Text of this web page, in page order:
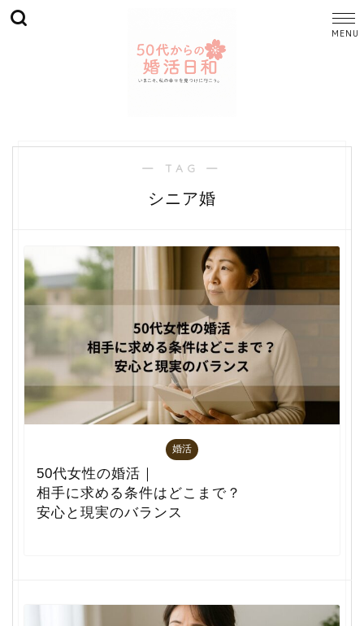
― TAG ―
シニア婚
婚活
50代女性の婚活｜
相手に求める条件はどこまで？
安心と現実のバランス